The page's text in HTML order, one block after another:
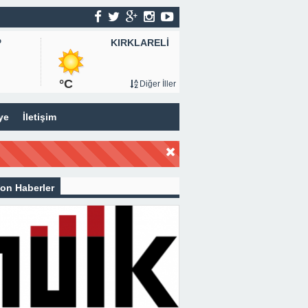
KIRKLARELİ
°C Diğer İller
İletişim
Haberler